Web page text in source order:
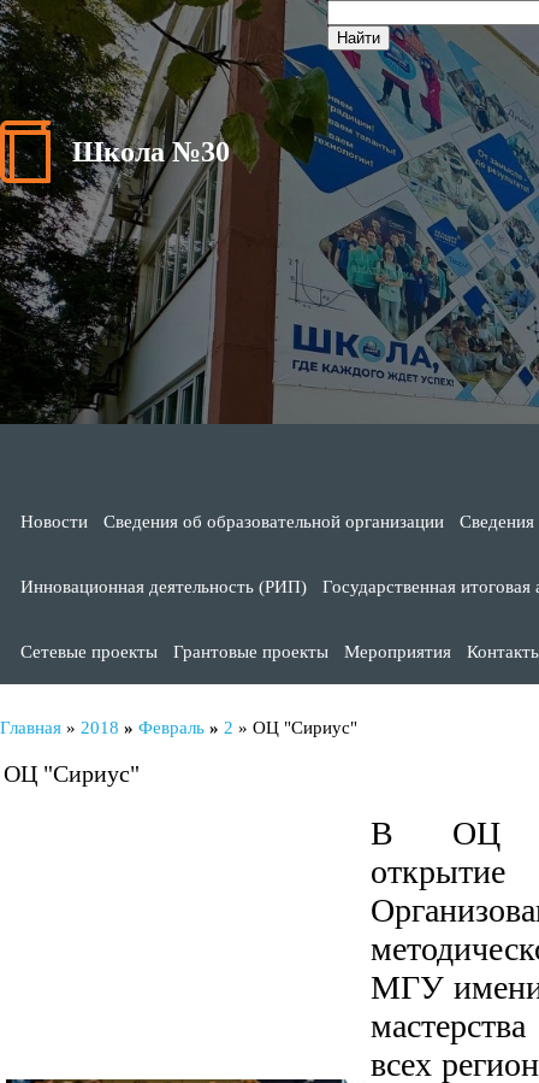
Школа №30
Новости Сведения об образовательной организации Сведения
Инновационная деятельность (РИП) Государственная итоговая
Сетевые проекты Грантовые проекты Мероприятия
Главная » 2018 » Февраль » 2 » ОЦ "Сириус"
ОЦ "Сириус"
В ОЦ
открытие
МГУ имени
всех